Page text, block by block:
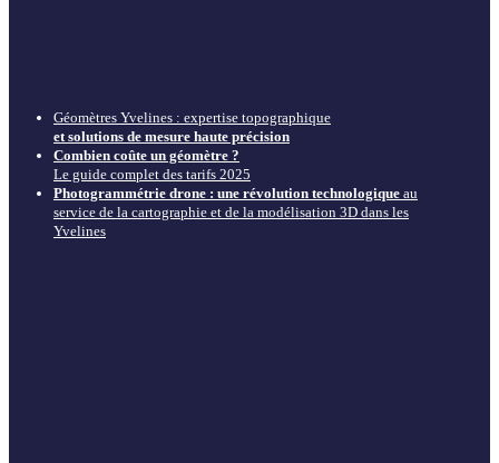
Géomètres Yvelines : expertise topographique
et solutions de mesure haute précision
Combien coûte un géomètre ?
Le guide complet des tarifs 2025
Photogrammétrie drone : une révolution technologique au
service de la cartographie et de la modélisation 3D dans les
Yvelines